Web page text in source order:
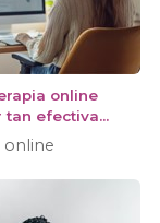
online
tan efectiva
online